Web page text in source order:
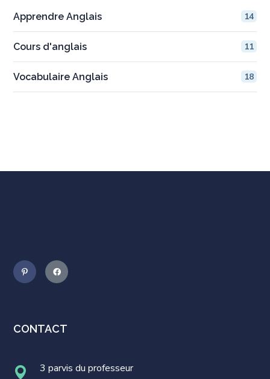
Apprendre Anglais 14
Cours d'anglais 11
Vocabulaire Anglais 18
CONTACT
3 parvis du professeur